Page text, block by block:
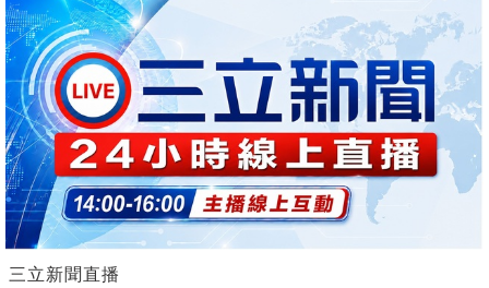
三立新聞直播